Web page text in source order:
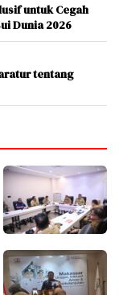
untuk Cegah
Dunia 2026
tentang